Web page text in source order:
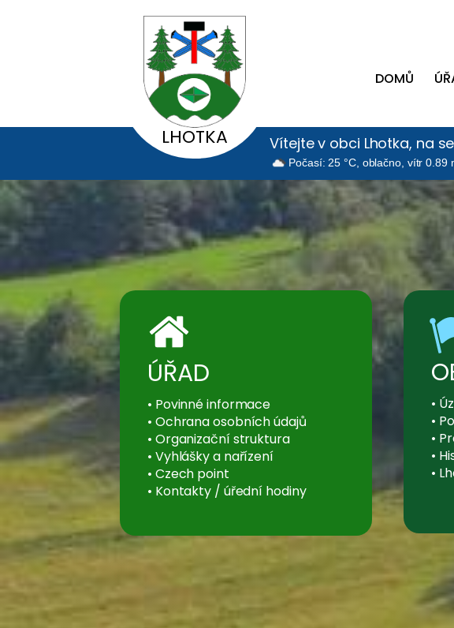
LHOTKA
DOMŮ
Vítejte v obci Lhotka, na
Počasí: 25 °C, oblačno, vítr 0.89
ÚŘAD
• Povinné informace
• Ochrana osobních údajů
• Organizační struktura
• Vyhlášky a nařízení
• Czech point
• Kontakty / úřední hodiny
•
•
•
•
•